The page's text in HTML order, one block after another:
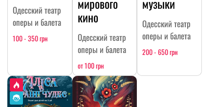
Одесский театр
оперы и балета
100 - 350 грн
кино
Одесский театр
оперы и балета
от 100 грн
Одесский театр
оперы и балета
200 - 650 грн